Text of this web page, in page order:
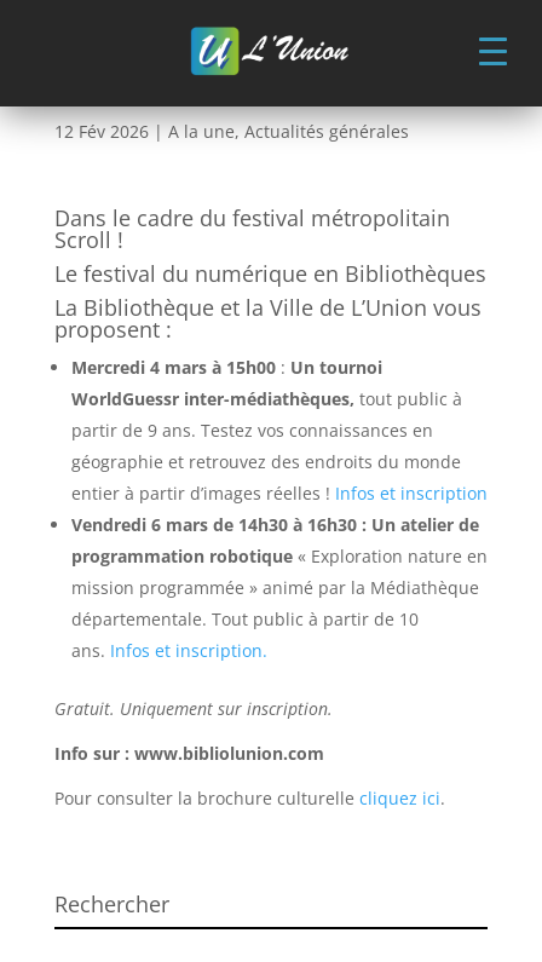
Festival SCROLL
12 Fév 2026|A la une,Actualités générales
Dans le cadre du festival métropolitain
Scroll !
Le festival du numérique en Bibliothèques
La Bibliothèque et la Ville de L’Union vous
proposent :
Mercredi 4 mars à 15h00 : Un tournoi
WorldGuessr inter-médiathèques, tout public à
partir de 9 ans. Testez vos connaissances en
géographie et retrouvez des endroits du monde
entier à partir d’images réelles ! Infos et inscription
Vendredi 6 mars de 14h30 à 16h30 : Un atelier de
programmation robotique « Exploration nature en
mission programmée » animé par la Médiathèque
départementale. Tout public à partir de 10
ans. Infos et inscription.
Gratuit. Uniquement sur inscription.
Info sur : www.bibliolunion.com
Pour consulter la brochure culturelle cliquez ici.
Rechercher